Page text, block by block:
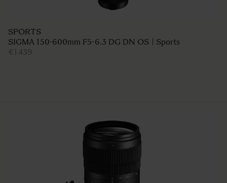
SPORTS
SIGMA 150-600mm F5-6.3 DG DN OS | Sports
€1 439